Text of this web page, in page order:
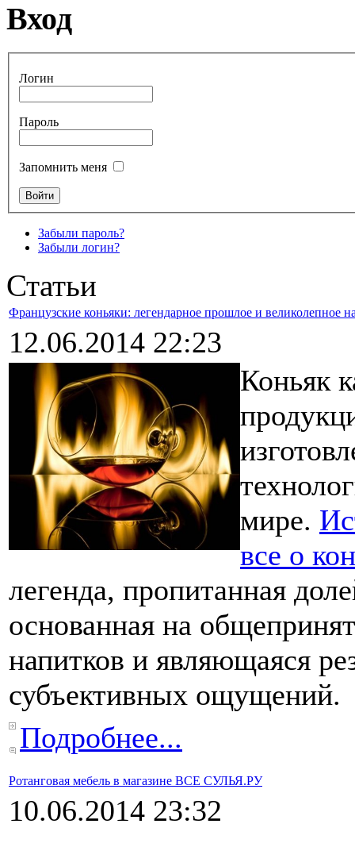
Вход
Логин
Пароль
Запомнить меня
Забыли пароль?
Забыли логин?
Статьи
Французские коньяки: легендарное прошлое и великолепное
12.06.2014 22:23
Коньяк
мире.
все о
легенда, пропитанная
основанная на
напитков и являющаяся
субъективных ощущений.
Подробнее...
Ротанговая мебель в магазине ВСЕ СУЛЬЯ.РУ
10.06.2014 23:32